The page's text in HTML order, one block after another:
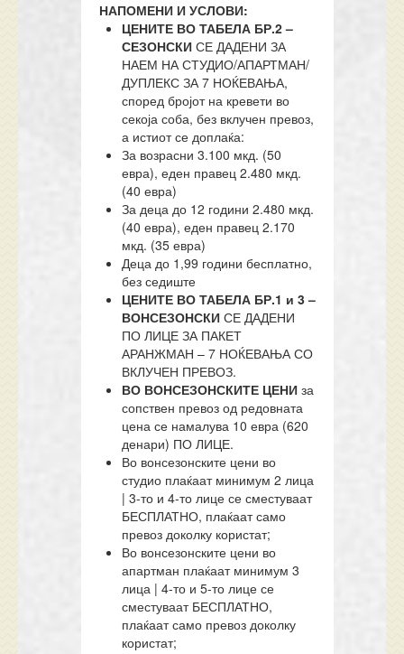
НАПОМЕНИ И УСЛОВИ:
ЦЕНИТЕ ВО ТАБЕЛА БР.2 –
СЕЗОНСКИ СЕ ДАДЕНИ ЗА
НАЕМ НА СТУДИО/АПАРТМАН/
ДУПЛЕКС ЗА 7 НОЌЕВАЊА,
според бројот на кревети во
секоја соба, без вклучен превоз,
а истиот се доплаќа:
За возрасни 3.100 мкд. (50
евра), еден правец 2.480 мкд.
(40 евра)
За деца до 12 години 2.480 мкд.
(40 евра), еден правец 2.170
мкд. (35 евра)
Деца до 1,99 години бесплатно,
без седиште
ЦЕНИТЕ ВО ТАБЕЛА БР.1 и 3 –
ВОНСЕЗОНСКИ СЕ ДАДЕНИ
ПО ЛИЦЕ ЗА ПАКЕТ
АРАНЖМАН – 7 НОЌЕВАЊА СО
ВКЛУЧЕН ПРЕВОЗ.
ВО ВОНСЕЗОНСКИТЕ ЦЕНИ за
сопствен превоз од редовната
цена се намалува 10 евра (620
денари) ПО ЛИЦЕ.
Во вонсезонските цени во
студио плаќаат минимум 2 лица
| 3-то и 4-то лице се сместуваат
БЕСПЛАТНО, плаќаат само
превоз доколку користат;
Во вонсезонските цени во
апартман плаќаат минимум 3
лица | 4-то и 5-то лице се
сместуваат БЕСПЛАТНО,
плаќаат само превоз доколку
користат;